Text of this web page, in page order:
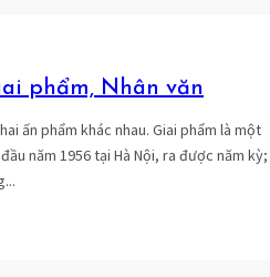
phẩm, Nhân văn
ấn phẩm khác nhau. Giai phẩm là một
năm 1956 tại Hà Nội, ra được năm kỳ;